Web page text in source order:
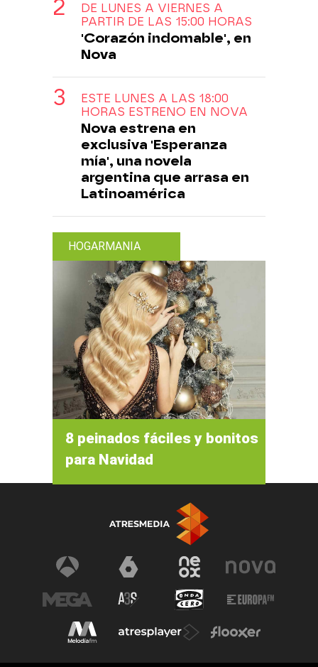
DE LUNES A VIERNES A
PARTIR DE LAS 15:00 HORAS
'Corazón indomable', en
Nova
ESTE LUNES A LAS 18:00
HORAS ESTRENO EN NOVA
Nova estrena en
exclusiva 'Esperanza
mía', una novela
argentina que arrasa en
Latinoamérica
HOGARMANIA
8 peinados fáciles y bonitos
para Navidad